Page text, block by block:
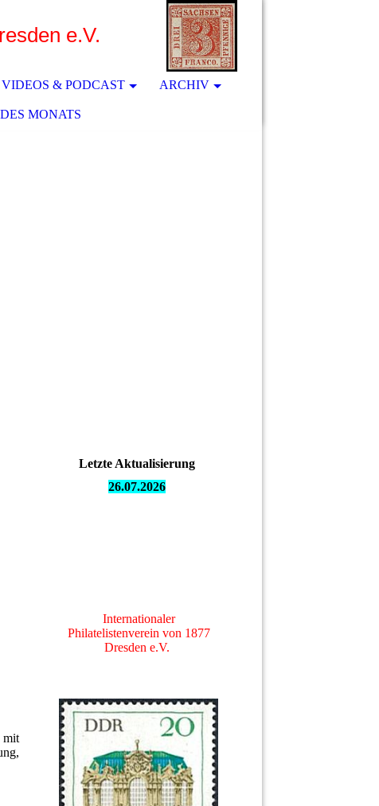
esden e.V.
VIDEOS & PODCAST ARCHIV
MONATS
mit
Letzte Aktualisierung
26.07.2026
Internationaler
Philatelistenverein von 1877
Dresden e.V.